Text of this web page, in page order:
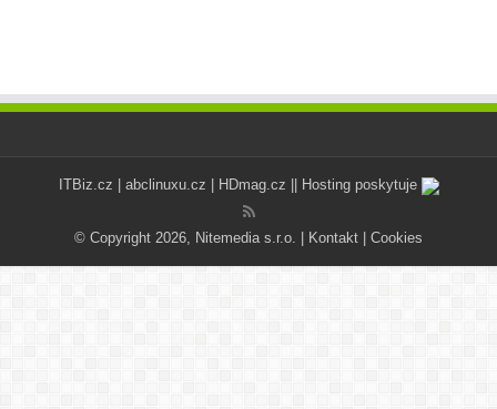
ITBiz.cz abclinuxu.cz HDmag.cz || Hosting poskytuje
© Copyright 2026, Nitemedia s.r.o. | Kontakt Cookies